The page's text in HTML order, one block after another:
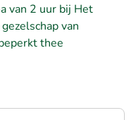
van 2 uur bij Het
van
thee